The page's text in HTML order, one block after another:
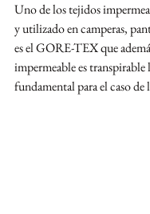
Uno de los tejidos
y utilizado en camperas,
es el GORE-TEX que
impermeable es transpirable
fundamental para el caso de